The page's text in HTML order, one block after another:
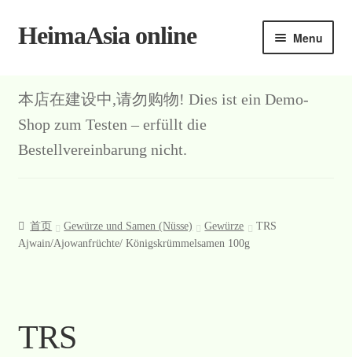
Skip
Skip
HeimaAsia online Menu
本店在建设中,请勿购物! Dies ist ein Demo-
Shop zum Testen – erfüllt die
Bestellvereinbarung nicht.
首页 Gewürze und Samen (Nüsse) Gewürze
TRS
Ajwain/Ajowanfrüchte/ Königskrümmelsamen 100g
TRS